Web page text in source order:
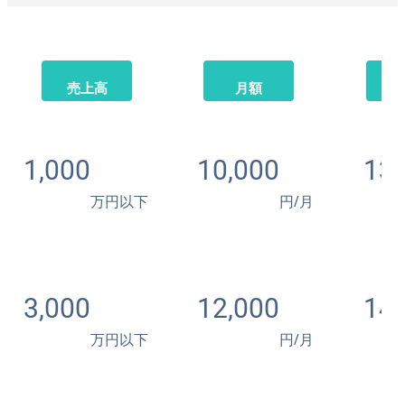
売上高 月額
1,000
万円以下
10,000
円/月
3,000
万円以下
12,000
円/月